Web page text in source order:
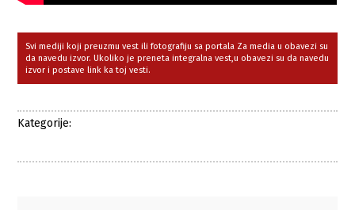
Svi mediji koji preuzmu vest ili fotografiju sa portala Za media u obavezi su
da navedu izvor. Ukoliko je preneta integralna vest,u obavezi su da navedu
izvor i postave link ka toj vesti.
Kategorije: